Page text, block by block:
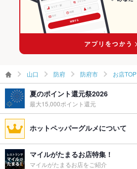
防府駅 × 和食
山口 × 鍋
山口 防府 防府市 お店TOP
夏のポイント還元祭2026
最大15,000ポイント還元
ホットペッパーグルメについて
マイルがたまるお店特集！
マイルがたまるお店をご紹介